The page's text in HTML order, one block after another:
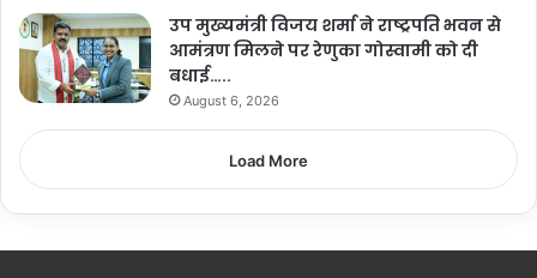
उप मुख्यमंत्री विजय शर्मा ने राष्ट्रपति भवन से
आमंत्रण मिलने पर रेणुका गोस्वामी को दी
बधाई…..
August 6, 2026
Load More